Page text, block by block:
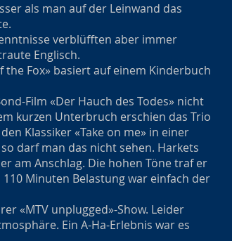
als man auf der Leinwand das
verblüfften aber immer
Englisch.
the Fox» basiert auf einem Kinderbuch
Film «Der Hauch des Todes» nicht
kurzen Unterbruch erschien das Trio
Klassiker «Take on me» in einer
darf man das nicht sehen. Harkets
am Anschlag. Die hohen Töne traf er
Minuten Belastung war einfach der
«MTV unplugged»-Show. Leider
Ein A-Ha-Erlebnis war es